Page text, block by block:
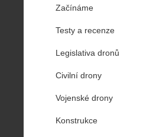
Začínáme
Testy a recenze
Legislativa dronů
Civilní drony
Vojenské drony
Konstrukce